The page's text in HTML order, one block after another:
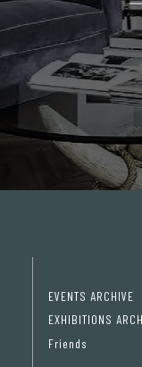
EVENTS ARCHIVE
EXHIBITIONS
Friends